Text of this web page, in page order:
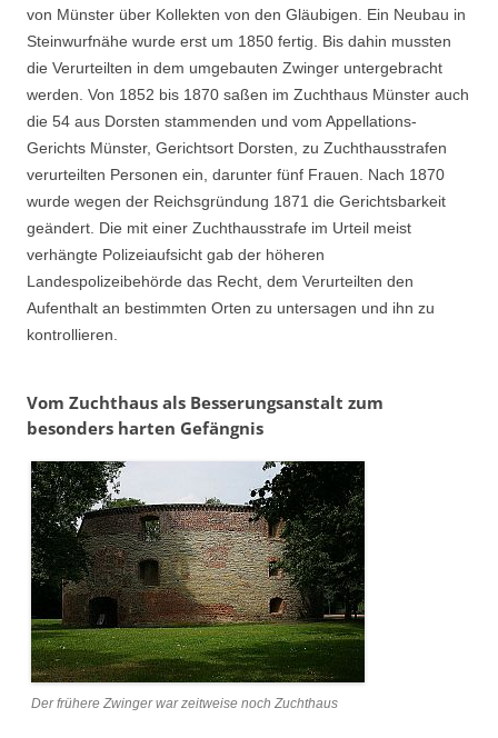
von Münster über Kollekten von den Gläubigen. Ein Neubau in
Steinwurfnähe wurde erst um 1850 fertig. Bis dahin mussten
die Verurteilten in dem umgebauten Zwinger untergebracht
werden. Von 1852 bis 1870 saßen im Zuchthaus Münster auch
die 54 aus Dorsten stammenden und vom Appellations-
Gerichts Münster, Gerichtsort Dorsten, zu Zuchthausstrafen
verurteilten Personen ein, darunter fünf Frauen. Nach 1870
wurde wegen der Reichsgründung 1871 die Gerichtsbarkeit
geändert. Die mit einer Zuchthausstrafe im Urteil meist
verhängte Polizeiaufsicht gab der höheren
Landespolizeibehörde das Recht, dem Verurteilten den
Aufenthalt an bestimmten Orten zu untersagen und ihn zu
kontrollieren.
Vom Zuchthaus als Besserungsanstalt zum
besonders harten Gefängnis
Der frühere Zwinger war zeitweise noch Zuchthaus